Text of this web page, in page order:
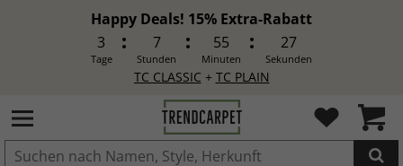
Happy Deals! 15% Extra-Rabatt
3
Tage
7
Stunden
55
Minuten
25
Sekunden
TC CLASSIC + TC PLAIN